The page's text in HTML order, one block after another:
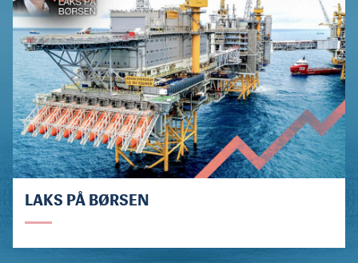
LAKS PÅ BØRSEN